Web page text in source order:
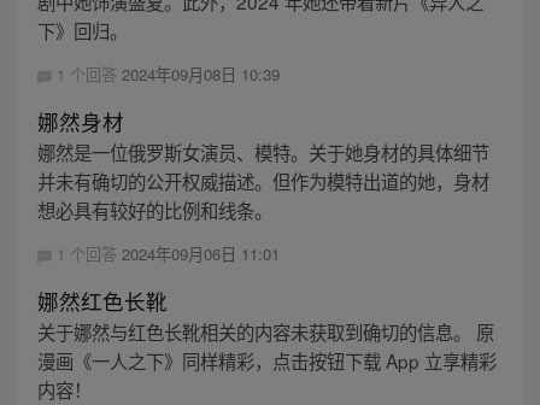
下》回归。
1 个回答 2024年09月08日 10:39
娜然身材
娜然是一位俄罗斯女演员、模特。关于她身材的具体细节
并未有确切的公开权威描述。但作为模特出道的她，身材
想必具有较好的比例和线条。
1 个回答 2024年09月06日 11:01
娜然红色长靴
关于娜然与红色长靴相关的内容未获取到确切的信息。 原
漫画《一人之下》同样精彩，点击按钮下载 App 立享精彩
内容！